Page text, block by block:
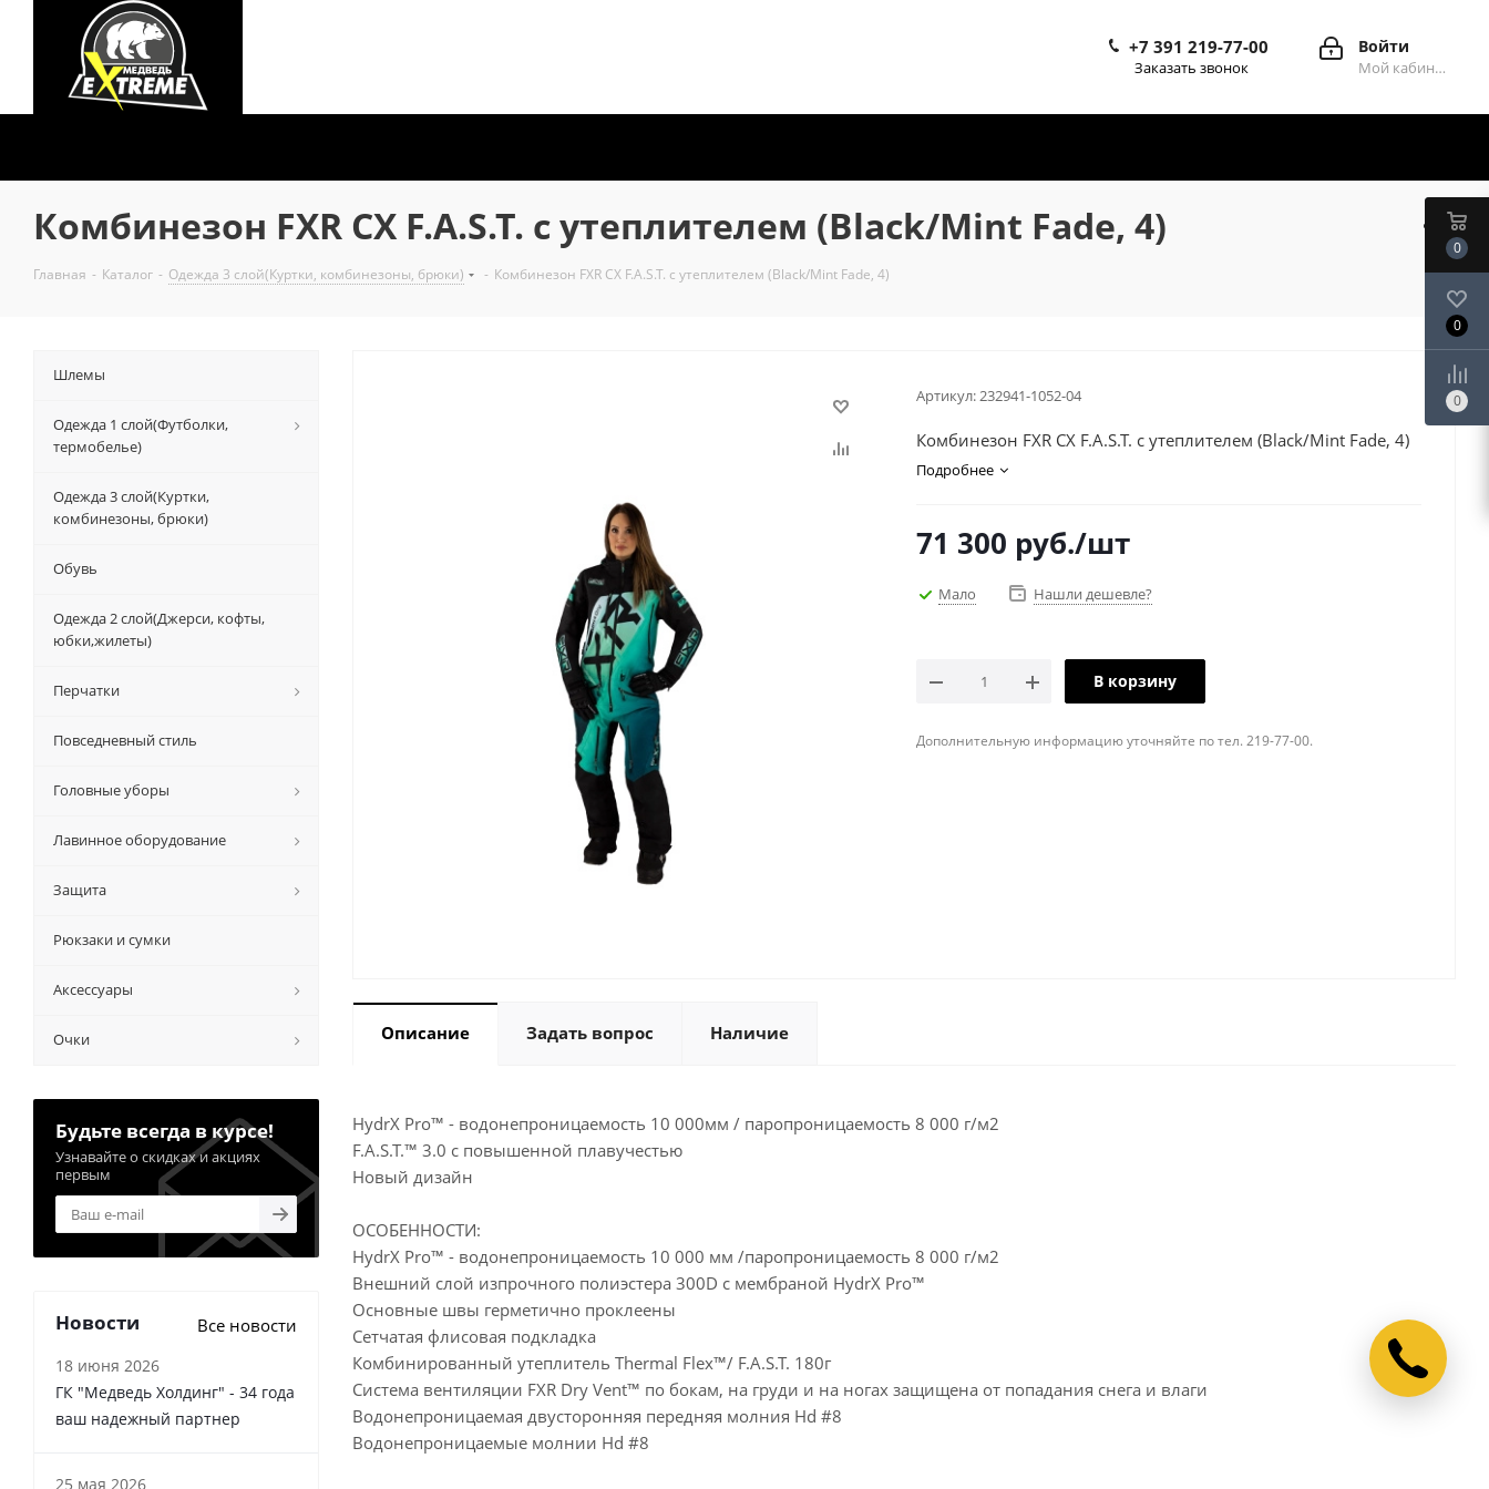
Войти
Мой кабинет
+7 391 219-77-00
Заказать звонок
Комбинезон FXR CX F.A.S.T. с утеплителем (Black/Mint Fade, 4)
Главная - Каталог - Одежда 3 слой(Куртки, комбинезоны, брюки) - Комбинезон FXR CX F.A.S.T. с утеплителем (Black/Mint Fade, 4)
Артикул:232941-1052-04
Комбинезон FXR CX F.A.S.T. с утеплителем (Black/Mint Fade, 4)
Подробнее
71 300 руб./шт
Мало Нашли дешевле?
В корзину
Дополнительную информацию уточняйте по тел. 219-77-00.
Описание Задать вопрос Наличие
HydrX Pro™ - водонепроницаемость 10 000мм / паропроницаемость 8 000 г/м2
F.A.S.T.™ 3.0 с повышенной плавучестью
Новый дизайн
ОСОБЕННОСТИ:
HydrX Pro™ - водонепроницаемость 10 000 мм /паропроницаемость 8 000 г/м2
Внешний слой изпрочного полиэстера 300D с мембраной HydrX Pro™
Основные швы герметично проклеены
Сетчатая флисовая подкладка
Комбинированный утеплитель Thermal Flex™/ F.A.S.T. 180г
Система вентиляции FXR Dry Vent™ по бокам, на груди и на ногах защищена от попадания снега и влаги
Водонепроницаемая двусторонняя передняя молния Hd #8
Водонепроницаемые молнии Hd #8
Шлемы
Одежда 1 слой(Футболки,
термобелье)
Одежда 3 слой(Куртки,
комбинезоны, брюки)
Обувь
Одежда 2 слой(Джерси, кофты,
юбки,жилеты)
Перчатки
Повседневный стиль
Головные уборы
Лавинное оборудование
Защита
Рюкзаки и сумки
Аксессуары
Очки
Будьте всегда в курсе!
Узнавайте о скидках и акциях
первым
Новости Все новости
18 июня 2026
ГК "Медведь Холдинг" - 34 года
ваш надежный партнер
25 мая 2026
0
0
0